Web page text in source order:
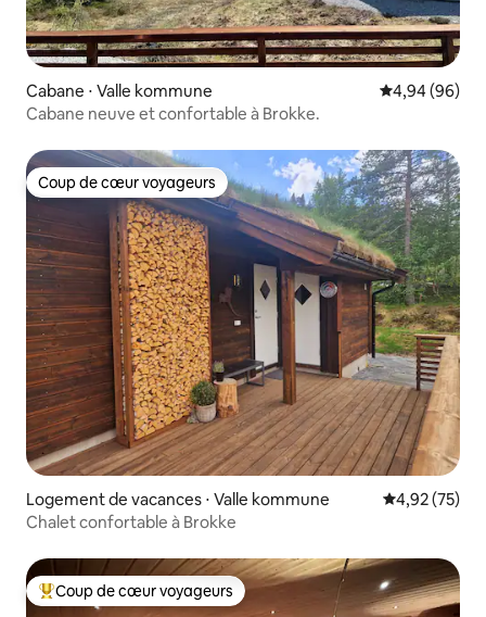
Cabane ⋅ Valle kommune Évaluation
4,94 (96)
Cabane neuve et confortable à Brokke.
Coup de cœur voyageurs
Coup de cœur voyageurs
Logement de vacances ⋅ Valle kommune Évaluation
4,92 (75)
Chalet confortable à Brokke
Coups de cœur voyageurs les plus appréciés
Coup de cœur voyageurs